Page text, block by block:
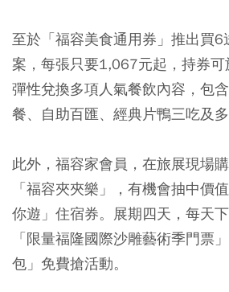
至於「福容美食通用券」推出買
案，每張只要1,067元起，持券可
彈性兌換多項人氣餐飲內容，包
餐、自助百匯、經典片鴨三吃及多
此外，福容家會員，在旅展現場
「福容夾夾樂」，有機會抽中價
你遊」住宿券。展期四天，每天
「限量福隆國際沙雕藝術季門票
包」免費搶活動。